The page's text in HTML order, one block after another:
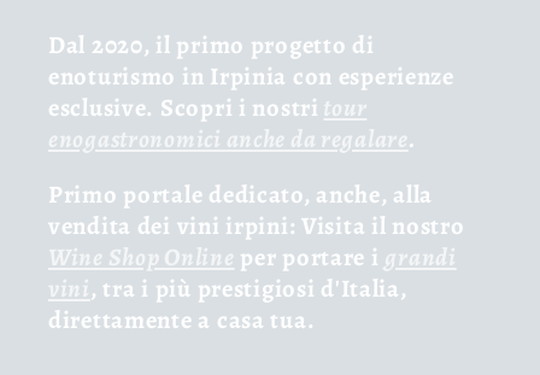
Dal 2020, il primo progetto di
enoturismo in Irpinia con esperienze
esclusive. Scopri i nostri tour
enogastronomici anche da regalare.
Primo portale dedicato, anche, alla
vendita dei vini irpini: Visita il nostro
Wine Shop Online per portare i grandi
vini, tra i più prestigiosi d'Italia,
direttamente a casa tua.